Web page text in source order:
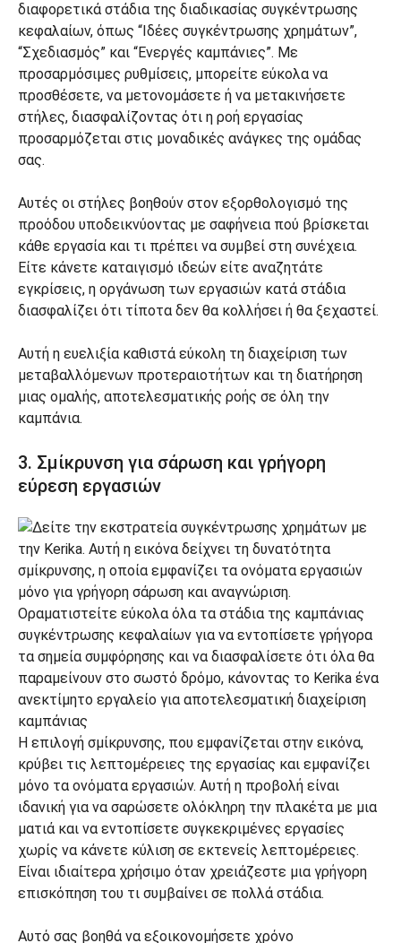
διαφορετικά στάδια της διαδικασίας συγκέντρωσης
κεφαλαίων, όπως “Ιδέες συγκέντρωσης χρημάτων”,
“Σχεδιασμός” και “Ενεργές καμπάνιες”. Με
προσαρμόσιμες ρυθμίσεις, μπορείτε εύκολα να
προσθέσετε, να μετονομάσετε ή να μετακινήσετε
στήλες, διασφαλίζοντας ότι η ροή εργασίας
προσαρμόζεται στις μοναδικές ανάγκες της ομάδας
σας.
Αυτές οι στήλες βοηθούν στον εξορθολογισμό της
προόδου υποδεικνύοντας με σαφήνεια πού βρίσκεται
κάθε εργασία και τι πρέπει να συμβεί στη συνέχεια.
Είτε κάνετε καταιγισμό ιδεών είτε αναζητάτε
εγκρίσεις, η οργάνωση των εργασιών κατά στάδια
διασφαλίζει ότι τίποτα δεν θα κολλήσει ή θα ξεχαστεί.
Αυτή η ευελιξία καθιστά εύκολη τη διαχείριση των
μεταβαλλόμενων προτεραιοτήτων και τη διατήρηση
μιας ομαλής, αποτελεσματικής ροής σε όλη την
καμπάνια.
3. Σμίκρυνση για σάρωση και γρήγορη
εύρεση εργασιών
Η επιλογή σμίκρυνσης, που εμφανίζεται στην εικόνα,
κρύβει τις λεπτομέρειες της εργασίας και εμφανίζει
μόνο τα ονόματα εργασιών. Αυτή η προβολή είναι
ιδανική για να σαρώσετε ολόκληρη την πλακέτα με μια
ματιά και να εντοπίσετε συγκεκριμένες εργασίες
χωρίς να κάνετε κύλιση σε εκτενείς λεπτομέρειες.
Είναι ιδιαίτερα χρήσιμο όταν χρειάζεστε μια γρήγορη
επισκόπηση του τι συμβαίνει σε πολλά στάδια.
Αυτό σας βοηθά να εξοικονομήσετε χρόνο